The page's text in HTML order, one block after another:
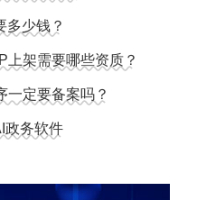
多少钱？
上架需要哪些资质？
一定要备案吗？
政务软件